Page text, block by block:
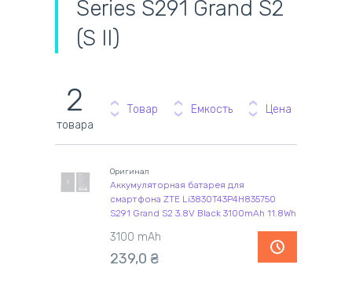
Series S291 Grand S2
(S II)
2
товара
Товар Емкость Цена
Оригинал
Аккумуляторная батарея для
смартфона ZTE Li3830T43P4H835750
S291 Grand S2 3.8V Black 3100mAh 11.8Wh
3100 mAh
239,0 ₴